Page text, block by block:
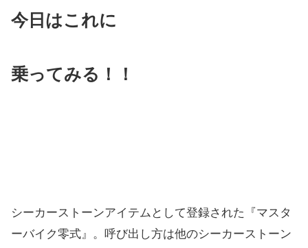
今日はこれに
乗ってみる！！
シーカーストーンアイテムとして登録された『マスタ
ーバイク零式』。呼び出し方は他のシーカーストーン